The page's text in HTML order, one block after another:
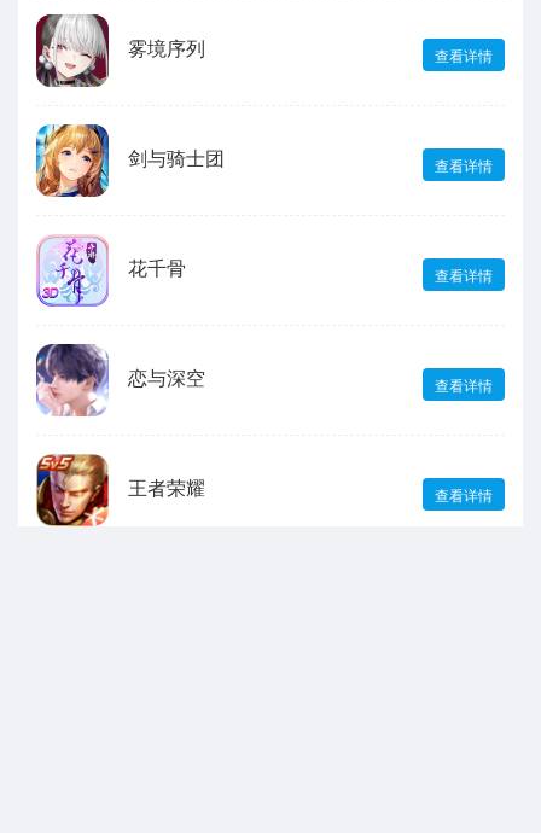
雾境序列 查看详情
剑与骑士团 查看详情
花千骨 查看详情
恋与深空 查看详情
王者荣耀 查看详情